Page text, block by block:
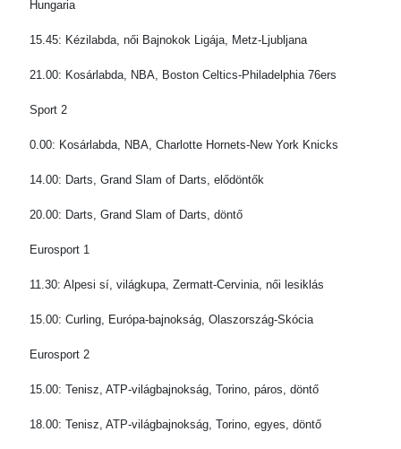
Hungaria
15.45: Kézilabda, női Bajnokok Ligája, Metz-Ljubljana
21.00: Kosárlabda, NBA, Boston Celtics-Philadelphia 76ers
Sport 2
0.00: Kosárlabda, NBA, Charlotte Hornets-New York Knicks
14.00: Darts, Grand Slam of Darts, elődöntők
20.00: Darts, Grand Slam of Darts, döntő
Eurosport 1
11.30: Alpesi sí, világkupa, Zermatt-Cervinia, női lesiklás
15.00: Curling, Európa-bajnokság, Olaszország-Skócia
Eurosport 2
15.00: Tenisz, ATP-világbajnokság, Torino, páros, döntő
18.00: Tenisz, ATP-világbajnokság, Torino, egyes, döntő